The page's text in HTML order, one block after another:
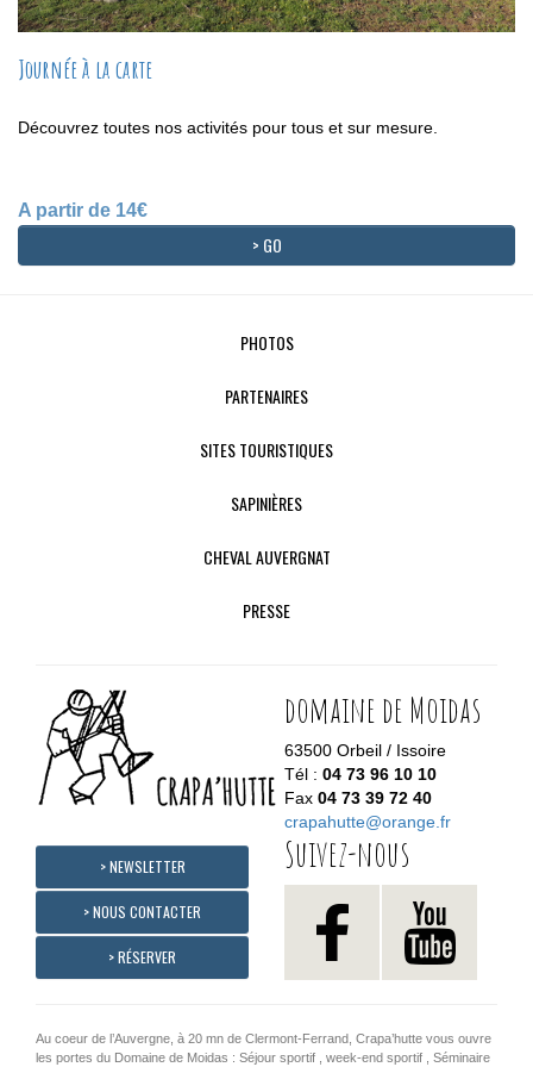
Journée à la carte
Découvrez toutes nos activités pour tous et sur mesure.
A partir de 14€
> GO
PHOTOS
PARTENAIRES
SITES TOURISTIQUES
SAPINIÈRES
CHEVAL AUVERGNAT
PRESSE
domaine de Moidas
63500 Orbeil / Issoire
Tél : 04 73 96 10 10
Fax 04 73 39 72 40
crapahutte@orange.fr
> NEWSLETTER
> NOUS CONTACTER
> RÉSERVER
Suivez-nous
Au coeur de l’Auvergne, à 20 mn de Clermont-Ferrand, Crapa’hutte vous ouvre
les portes du Domaine de Moidas : Séjour sportif , week-end sportif , Séminaire